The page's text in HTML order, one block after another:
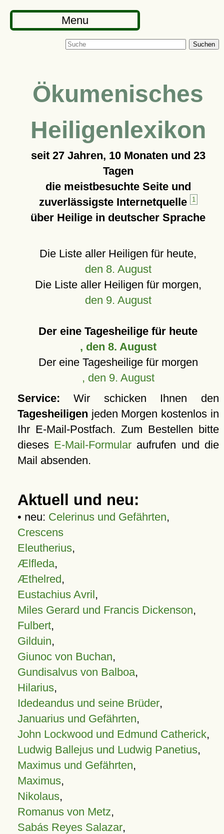
Menu
Suchen
Ökumenisches
Heiligenlexikon
seit 27 Jahren, 10 Monaten und 23
Tagen
die meistbesuchte Seite und
zuverlässigste Internetquelle
1
über Heilige in deutscher Sprache
Die Liste aller Heiligen für heute,
den 8. August
Die Liste aller Heiligen für morgen,
den 9. August
Der eine Tagesheilige für heute
, den 8. August
Der eine Tagesheilige für morgen
, den 9. August
Service: Wir schicken Ihnen den
Tagesheiligen jeden Morgen kostenlos in
Ihr E-Mail-Postfach. Zum Bestellen bitte
dieses E-Mail-Formular aufrufen und die
Mail absenden.
Aktuell und neu:
• neu: Celerinus und Gefährten,
Crescens
Eleutherius,
Ælfleda,
Æthelred,
Eustachius Avril,
Miles Gerard und Francis Dickenson,
Fulbert,
Gilduin,
Giunoc von Buchan,
Gundisalvus von Balboa,
Hilarius,
Idedeandus und seine Brüder,
Januarius und Gefährten,
John Lockwood und Edmund Catherick,
Ludwig Ballejus und Ludwig Panetius,
Maximus und Gefährten,
Maximus,
Nikolaus,
Romanus von Metz,
Sabás Reyes Salazar,